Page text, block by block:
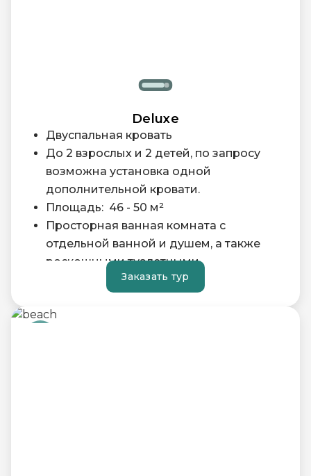
Deluxe
Двуспальная кровать
До 2 взрослых и 2 детей, по запросу
возможна установка одной
дополнительной кровати.
Площадь: 46 - 50 м²
Просторная ванная комната с
отдельной ванной и душем, а также
роскошными туалетными
принадлежностями.
широкополосный доступ в Интернет
Заказать тур